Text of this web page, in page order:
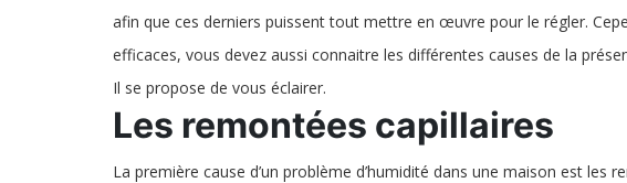
l’humidité
une
afin que ces derniers puissent tout mettre en œuvre pour le régler.
efficaces, vous devez aussi connaitre les différentes causes de la
Il se propose de vous éclairer.
Les remontées capillaires
La première cause d’un problème d’humidité dans une maison est les